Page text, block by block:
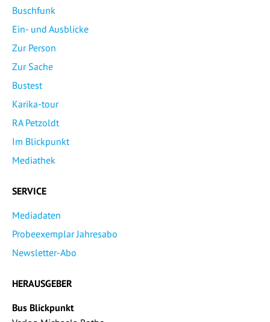
Buschfunk
Ein- und Ausblicke
Zur Person
Zur Sache
Bustest
Karika-tour
RA Petzoldt
Im Blickpunkt
Mediathek
SERVICE
Mediadaten
Probeexemplar Jahresabo
Newsletter-Abo
HERAUSGEBER
Bus Blickpunkt